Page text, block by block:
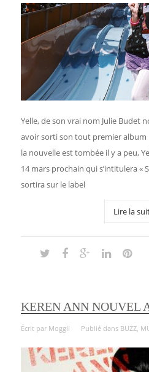
Yelle, de son vrai nom Julie Budet
avoir sorti son tout premier album
la nouvelle est tombée il y a peu,
14 mars prochain qui s’intitulera «
sortira sur le label
Lire la
KEREN ANN NOUVEL
Écrit par Moggli Publié dans BUZZ,